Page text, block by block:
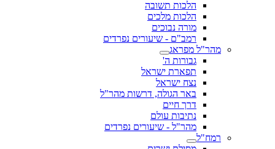
הלכות תשובה
הלכות מלכים
מורה נבוכים
רמב"ם - שיעורים נפרדים
מהר"ל מפראג
גבורות ה'
תפארת ישראל
נצח ישראל
באר הגולה, דרשות מהר"ל
דרך חיים
נתיבות עולם
מהר"ל - שיעורים נפרדים
רמח"ל